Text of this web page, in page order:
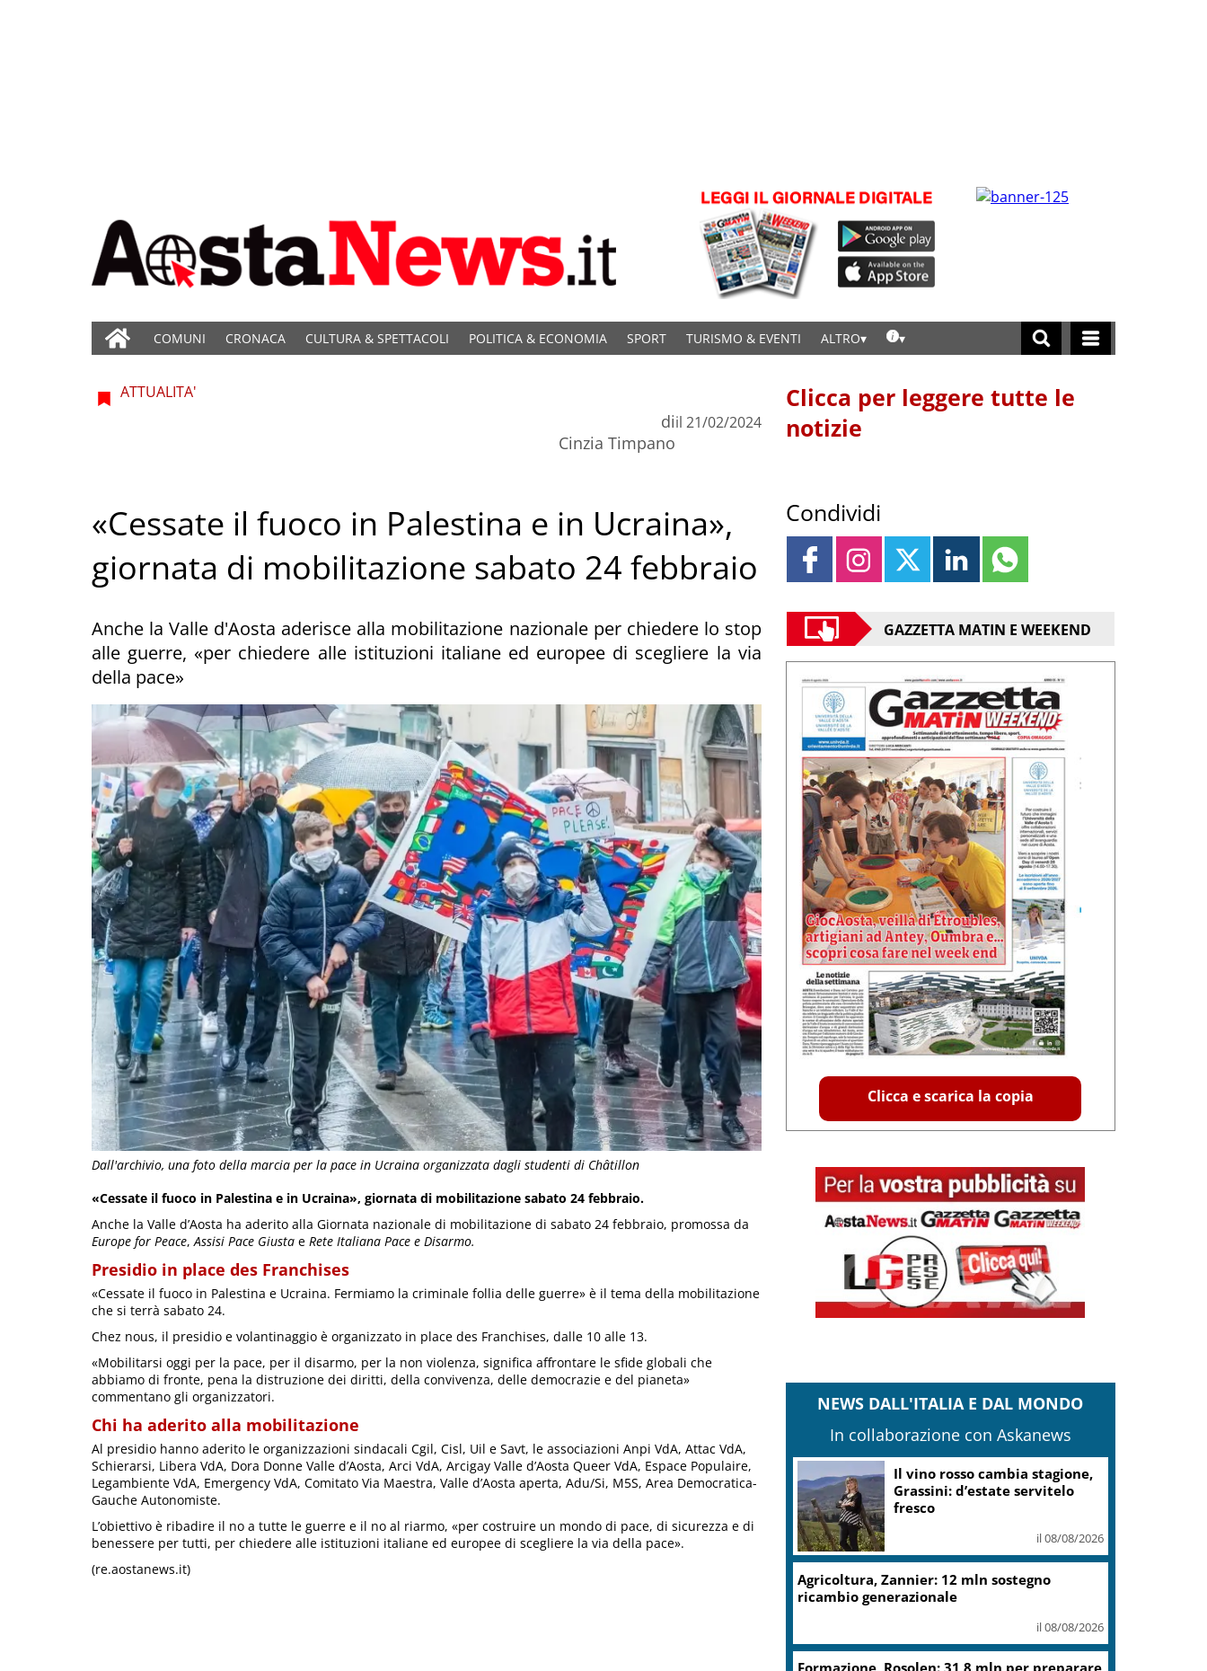
COMUNI CRONACA CULTURA & SPETTACOLI POLITICA & ECONOMIA SPORT TURISMO & EVENTI ALTRO
Dall'archivio, una foto della marcia per la pace in Ucraina organizzata dagli studenti di Châtillon
ATTUALITA'
di
Cinzia Timpano
il 21/02/2024
«Cessate il fuoco in Palestina e in Ucraina»,
giornata di mobilitazione sabato 24 febbraio
Anche la Valle d'Aosta aderisce alla mobilitazione nazionale per chiedere lo stop
alle guerre, «per chiedere alle istituzioni italiane ed europee di scegliere la via
della pace»
«Cessate il fuoco in Palestina e in Ucraina», giornata di mobilitazione sabato 24 febbraio.
Anche la Valle d’Aosta ha aderito alla Giornata nazionale di mobilitazione di sabato 24 febbraio, promossa da
Europe for Peace,Assisi Pace Giusta e Rete Italiana Pace e Disarmo.
Presidio in place des Franchises
«Cessate il fuoco in Palestina e Ucraina. Fermiamo la criminale follia delle guerre» è il tema della mobilitazione
che si terrà sabato 24.
Chez nous, il presidio e volantinaggio è organizzato in place des Franchises, dalle 10 alle 13.
«Mobilitarsi oggi per la pace, per il disarmo, per la non violenza, significa affrontare le sfide globali che
abbiamo di fronte, pena la distruzione dei diritti, della convivenza, delle democrazie e del pianeta»
commentano gli organizzatori.
Chi ha aderito alla mobilitazione
Al presidio hanno aderito le organizzazioni sindacali Cgil, Cisl, Uil e Savt, le associazioni Anpi VdA, Attac VdA,
Schierarsi, Libera VdA, Dora Donne Valle d’Aosta, Arci VdA, Arcigay Valle d’Aosta Queer VdA, Espace Populaire,
Legambiente VdA, Emergency VdA, Comitato Via Maestra, Valle d’Aosta aperta, Adu/Si, M5S, Area Democratica-
Gauche Autonomiste.
L’obiettivo è ribadire il no a tutte le guerre e il no al riarmo, «per costruire un mondo di pace, di sicurezza e di
benessere per tutti, per chiedere alle istituzioni italiane ed europee di scegliere la via della pace».
(re.aostanews.it)
Clicca per leggere tutte le
notizie
Condividi
GAZZETTA MATIN E WEEKEND
Clicca e scarica la copia
NEWS DALL'ITALIA E DAL MONDO
In collaborazione con Askanews
Il vino rosso cambia stagione,
Grassini: d’estate servitelo
fresco
il 08/08/2026
Agricoltura, Zannier: 12 mln sostegno
ricambio generazionale
il 08/08/2026
Formazione, Rosolen: 31,8 mln per preparare